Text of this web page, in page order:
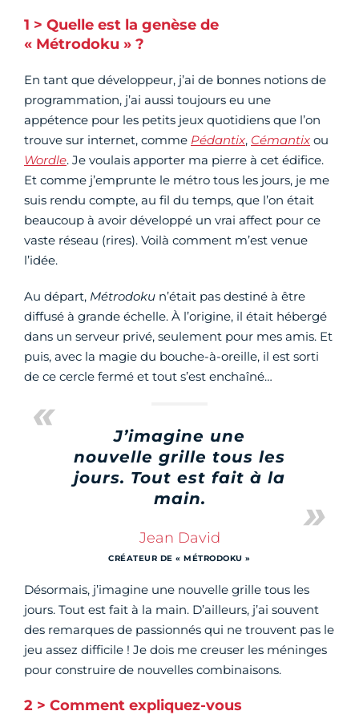
1 > Quelle est la genèse de
« Métrodoku » ?
En tant que développeur, j’ai de bonnes notions de
programmation, j’ai aussi toujours eu une
appétence pour les petits jeux quotidiens que l’on
trouve sur internet, comme Pédantix, Cémantix ou
Wordle. Je voulais apporter ma pierre à cet édifice.
Et comme j’emprunte le métro tous les jours, je me
suis rendu compte, au fil du temps, que l’on était
beaucoup à avoir développé un vrai affect pour ce
vaste réseau (rires). Voilà comment m’est venue
l’idée.
Au départ, Métrodoku n’était pas destiné à être
diffusé à grande échelle. À l’origine, il était hébergé
dans un serveur privé, seulement pour mes amis. Et
puis, avec la magie du bouche-à-oreille, il est sorti
de ce cercle fermé et tout s’est enchaîné…
J’imagine une
nouvelle grille tous les
jours. Tout est fait à la
main.
Jean David
CRÉATEUR DE « MÉTRODOKU »
Désormais, j’imagine une nouvelle grille tous les
jours. Tout est fait à la main. D’ailleurs, j’ai souvent
des remarques de passionnés qui ne trouvent pas le
jeu assez difficile ! Je dois me creuser les méninges
pour construire de nouvelles combinaisons.
2 > Comment expliquez-vous